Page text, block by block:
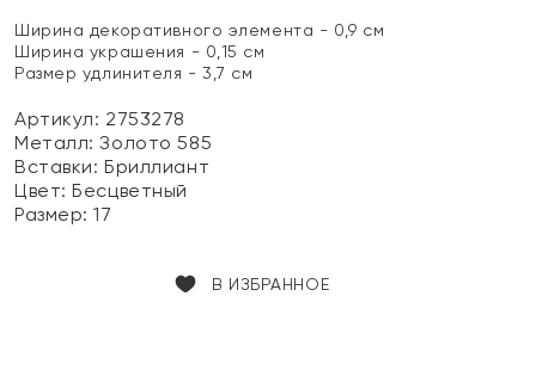
Ширина декоративного элемента - 0,9 см
Ширина украшения - 0,15 см
Размер удлинителя - 3,7 см
Артикул: 2753278
Металл:Золото 585
Вставки:Бриллиант
Цвет:Бесцветный
Размер:17
В ИЗБРАННОЕ